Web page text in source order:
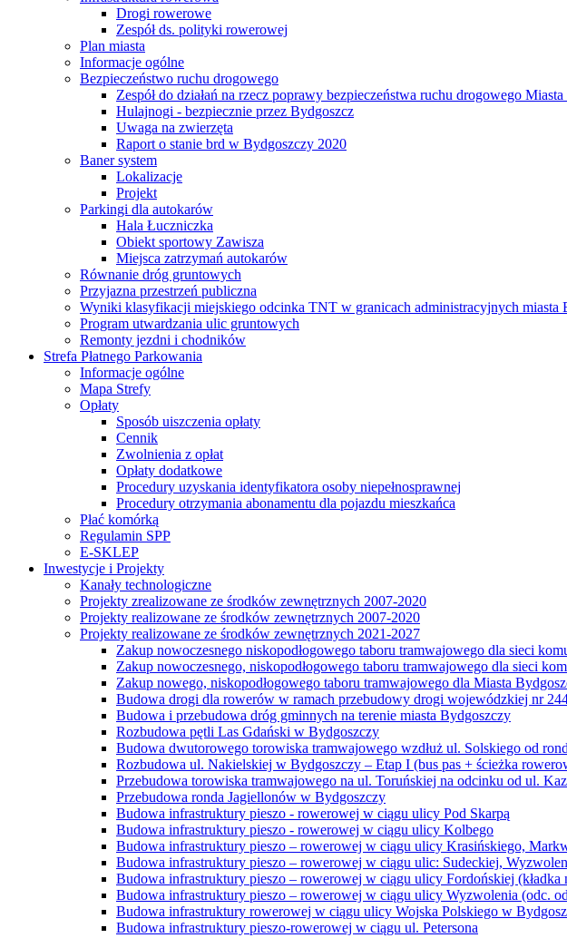
Drogi rowerowe
Zespół ds. polityki rowerowej
Plan miasta
Informacje ogólne
Bezpieczeństwo ruchu drogowego
Zespół do działań na rzecz poprawy bezpieczeństwa ruchu drogowego
Hulajnogi - bezpiecznie przez Bydgoszcz
Uwaga na zwierzęta
Raport o stanie brd w Bydgoszczy 2020
Baner system
Lokalizacje
Projekt
Parkingi dla autokarów
Hala Łuczniczka
Obiekt sportowy Zawisza
Miejsca zatrzymań autokarów
Równanie dróg gruntowych
Przyjazna przestrzeń publiczna
Wyniki klasyfikacji miejskiego odcinka TNT w granicach administracyjnych miasta
Program utwardzania ulic gruntowych
Remonty jezdni i chodników
Strefa Płatnego Parkowania
Informacje ogólne
Mapa Strefy
Opłaty
Sposób uiszczenia opłaty
Cennik
Zwolnienia z opłat
Opłaty dodatkowe
Procedury uzyskania identyfikatora osoby niepełnosprawnej
Procedury otrzymania abonamentu dla pojazdu mieszkańca
Płać komórką
Regulamin SPP
E-SKLEP
Inwestycje i Projekty
Kanały technologiczne
Projekty zrealizowane ze środków zewnętrznych 2007-2020
Projekty realizowane ze środków zewnętrznych 2007-2020
Projekty realizowane ze środków zewnętrznych 2021-2027
Zakup nowoczesnego niskopodłogowego taboru tramwajowego dla sieci
Zakup nowoczesnego, niskopodłogowego taboru tramwajowego dla sieci
Zakup nowego, niskopodłogowego taboru tramwajowego dla Miasta
Budowa drogi dla rowerów w ramach przebudowy drogi wojewódzkiej nr
Budowa i przebudowa dróg gminnych na terenie miasta Bydgoszczy
Rozbudowa pętli Las Gdański w Bydgoszczy
Budowa dwutorowego torowiska tramwajowego wzdłuż ul. Solskiego od
Rozbudowa ul. Nakielskiej w Bydgoszczy – Etap I (bus pas + ścieżka
Przebudowa torowiska tramwajowego na ul. Toruńskiej na odcinku od ul.
Przebudowa ronda Jagiellonów w Bydgoszczy
Budowa infrastruktury pieszo - rowerowej w ciągu ulicy Pod Skarpą
Budowa infrastruktury pieszo - rowerowej w ciągu ulicy Kolbego
Budowa infrastruktury pieszo – rowerowej w ciągu ulicy Krasińskiego,
Budowa infrastruktury pieszo – rowerowej w ciągu ulic: Sudeckiej,
Budowa infrastruktury pieszo – rowerowej w ciągu ulicy Fordońskiej
Budowa infrastruktury pieszo – rowerowej w ciągu ulicy Wyzwolenia (odc.
Budowa infrastruktury rowerowej w ciągu ulicy Wojska Polskiego w
Budowa infrastruktury pieszo-rowerowej w ciągu ul. Petersona